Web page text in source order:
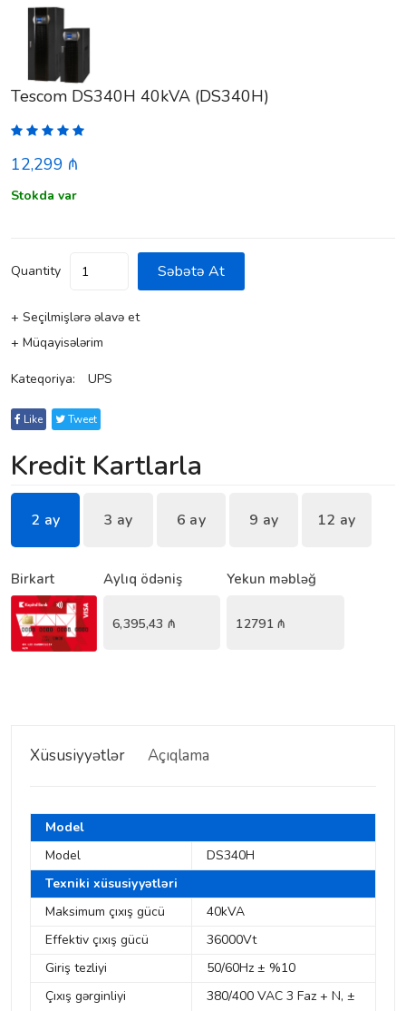
Tescom DS340H 40kVA (DS340H)
12,299 ₼
Stokda var
Quantity Səbətə At
+ Seçilmişlərə əlavə et
+ Müqayisələrim
Kateqoriya: UPS
Like Tweet
Kredit Kartlarla
2 ay 3 ay 6 ay 9 ay 12 ay
Birkart Aylıq ödəniş
6,395,43 ₼
Yekun məbləğ
12791₼
Xüsusiyyətlər Açıqlama
Model
Model
DS340H
Texniki xüsusiyyətləri
Maksimum çıxış gücü
40kVA
Effektiv çıxış gücü
36000Vt
Giriş tezliyi
50/60Hz ± %10
Çıxış gərginliyi
380/400 VAC 3 Faz + N, ±